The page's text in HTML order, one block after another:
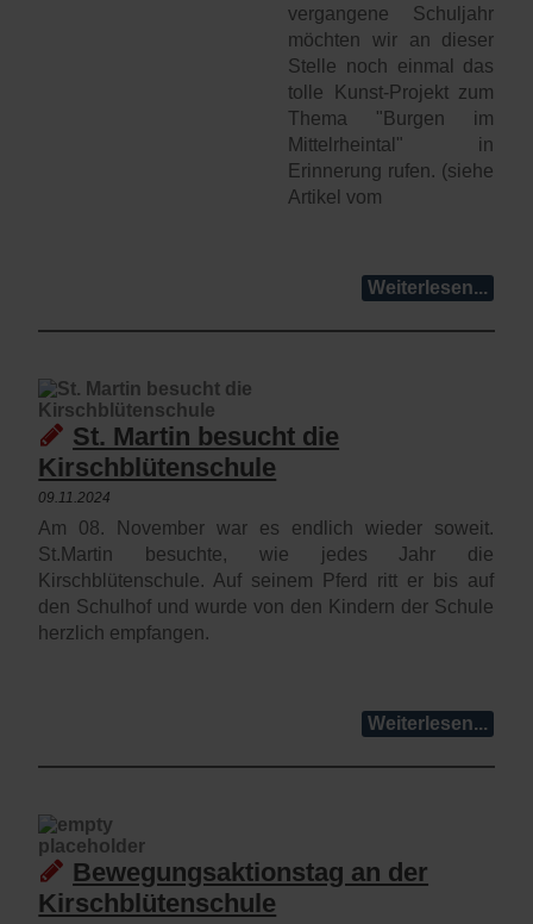
vergangene Schuljahr
möchten wir an dieser
Stelle noch einmal das
tolle Kunst-Projekt zum
Thema "Burgen im
Mittelrheintal" in
Erinnerung rufen. (siehe
Artikel vom
Weiterlesen...
St. Martin besucht die
Kirschblütenschule
09.11.2024
Am 08. November war es endlich wieder soweit.
St.Martin besuchte, wie jedes Jahr die
Kirschblütenschule. Auf seinem Pferd ritt er bis auf
den Schulhof und wurde von den Kindern der Schule
herzlich empfangen.
Weiterlesen...
Bewegungsaktionstag an der
Kirschblütenschule